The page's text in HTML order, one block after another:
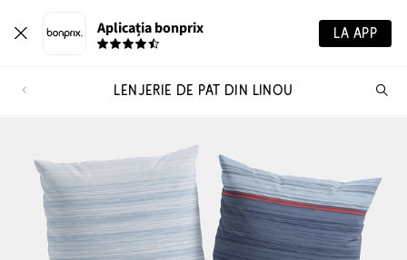
Aplicația bonprix LA APP
LENJERIE DE PAT DIN LINOU